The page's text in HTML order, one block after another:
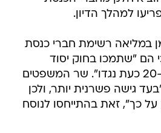
במליאה רשימת חברי כנסת
ההתגברות בכנסת ה-20 כעת נגדו". שר המשפטים
גישה פשרנית יותר, ולכן
על כך", זאת בהתייחסו לנוסח